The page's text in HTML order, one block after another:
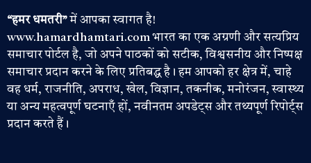
“हमर धमतरी”में आपका स्वागत है!
www.hamardhamtari.com भारत का एक अग्रणी और सत्यप्रिय
समाचार पोर्टल है, जो अपने पाठकों को सटीक, विश्वसनीय और निष्पक्ष
समाचार प्रदान करने के लिए प्रतिबद्ध है। हम आपको हर क्षेत्र में, चाहे
वह धर्म, राजनीति, अपराध, खेल, विज्ञान, तकनीक, मनोरंजन, स्वास्थ्य
या अन्य महत्वपूर्ण घटनाएँ हों, नवीनतम अपडेट्स और तथ्यपूर्ण रिपोर्ट्स
प्रदान करते हैं।